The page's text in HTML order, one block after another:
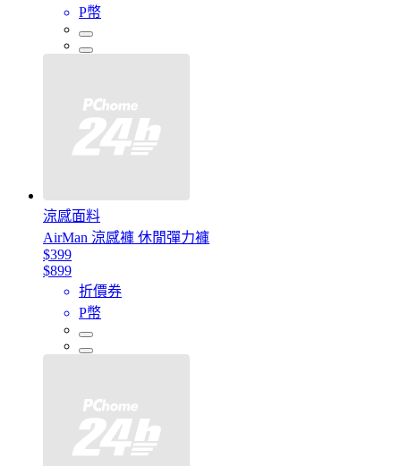
P幣
涼感面料
AirMan 涼感褲 休閒彈力褲
$399
$899
折價券
P幣